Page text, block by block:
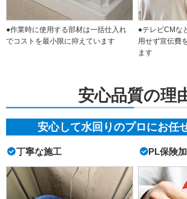
●作業時に使用する部材は一括仕入れ
でコストを最小限に抑えています
●テレビCMな
用せず宣伝費
ます
安心品質の理
安心して水回りのプロにお任
丁寧な施工 PL保険